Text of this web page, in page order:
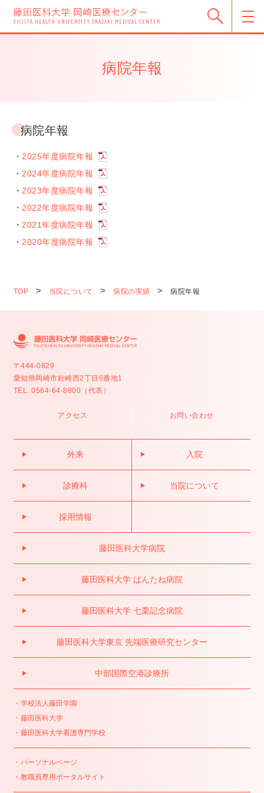
FUJITA HEALTH UNIVERSITY OKAZAKI MEDICAL CENTER
病院年報
病院年報
・ 2025年度病院年報
・ 2024年度病院年報
・ 2023年度病院年報
・ 2022年度病院年報
・ 2021年度病院年報
・ 2020年度病院年報
TOP 当院について 病院の実績 病院年報
〒444-0829
愛知県岡崎市針崎西2丁目6番地1
TEL. 0564-64-8800（代表）
アクセス お問い合わせ
外来 入院
診療科 当院について
採用情報
藤田医科大学病院
藤田医科大学 ばんたね病院
藤田医科大学 七栗記念病院
藤田医科大学東京 先端医療研究センター
中部国際空港診療所
学校法人藤田学園
藤田医科大学
藤田医科大学看護専門学校
パーソナルページ
教職員専用ポータルサイト